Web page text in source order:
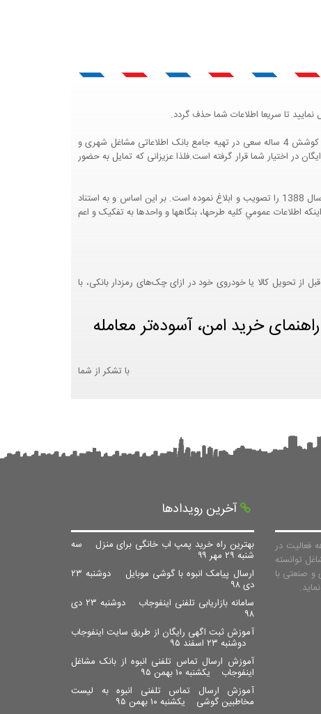
نمایید تا سریعا اطلاعات شما حذف گردد.
پرتال مشاغل ایران در جهت رشد فرهنگ بازاریابی و کمک به جامعه بازاریابی و اقتصاد کشور عزیزمان این وب سایت را راه اندازی نموده و با تلاش و کوشش 4 ساله سعی در تهیه جامع بانک اطلاعاتی مشاغل شهری و
اختیار شما قرار گرفته است.فلذا عزیزانی که تمایل به حضور
هيئت محترم دولت طي مصوبه شماره 99517/ت49016 ه مورخ 01/09/1393، آيين نامه اجرايي قانون انتشار و دسترسي آزاد به اطلاعات مصوب سال 1388 را تصويب و ابلاغ نموده است. بر اين اساس و به استناد
محترم طرح و برنامه وزارت متبوع مبني بر اينکه اطلاعات عمومي کليه طرحها، بنگاهها و واحدها به تفکيک و اعم
تحویل کالا یا خودروی خود در ازای چک‌های رمزدار بانکی، با
خرید امن، آسوده‌تر معامله
با تشکر از شما
فعالیت در
توانسته
صنعتی با
آخرین رویدادها
بهترین راه خرید پمپ اب خانگی برای منزل سه
شنبه ۲۹ مهر ۹۹
ارسال پیامک انبوه با گوشی موبایل
دوشنبه ۲۳
دی ۹۸
سامانه بازاریابی تلفنی اینفوجاب
دوشنبه ۲۳ دی
۹۸
آموزش ثبت اگهی رایگان از طریق سایت اینفوجاب
دوشنبه ۲۳ اسفند ۹۵
آموزش ارسال تماس تلفنی انبوه از بانک مشاغل
اینفوجاب یکشنبه ۱۰ بهمن ۹۵
آموزش ارسال تماس تلفنی انبوه به لیست
مخاطبین گوشی یکشنبه ۱۰ بهمن ۹۵